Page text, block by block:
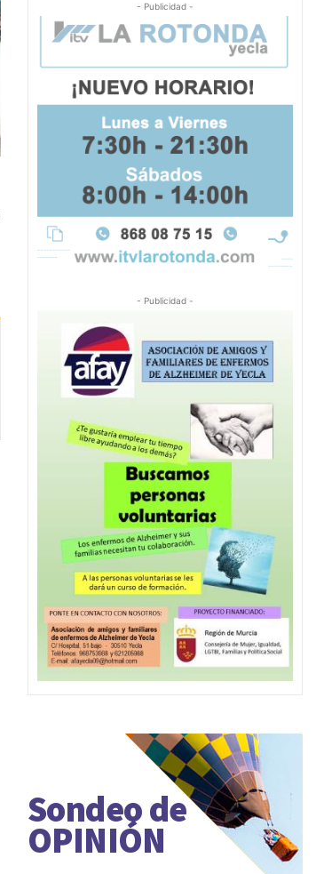
- Publicidad -
- Publicidad -
Sondeo de
OPINIÓN